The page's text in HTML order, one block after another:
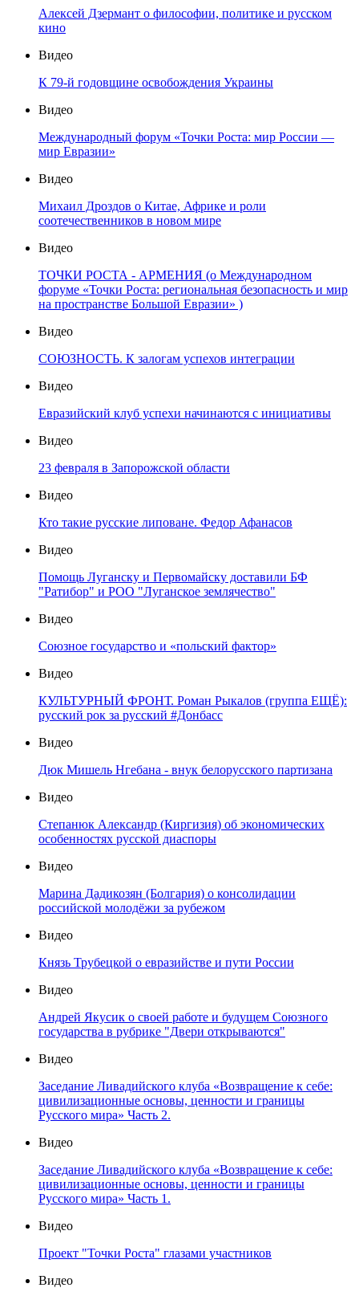
Алексей Дзермант о философии, политике и русском
кино
Видео
К 79-й годовщине освобождения Украины
Видео
Международный форум «Точки Роста: мир России —
мир Евразии»
Видео
Михаил Дроздов о Китае, Африке и роли
соотечественников в новом мире
Видео
ТОЧКИ РОСТА - АРМЕНИЯ (о Международном
форуме «Точки Роста: региональная безопасность и мир
на пространстве Большой Евразии» )
Видео
СОЮЗНОСТЬ. К залогам успехов интеграции
Видео
Евразийский клуб успехи начинаются с инициативы
Видео
23 февраля в Запорожской области
Видео
Кто такие русские липоване. Федор Афанасов
Видео
Помощь Луганску и Первомайску доставили БФ
"Ратибор" и РОО "Луганское землячество"
Видео
Союзное государство и «польский фактор»
Видео
КУЛЬТУРНЫЙ ФРОНТ. Роман Рыкалов (группа ЕЩЁ):
русский рок за русский #Донбасс
Видео
Дюк Мишель Нгебана - внук белорусского партизана
Видео
Степанюк Александр (Киргизия) об экономических
особенностях русской диаспоры
Видео
Марина Дадикозян (Болгария) о консолидации
российской молодёжи за рубежом
Видео
Князь Трубецкой о евразийстве и пути России
Видео
Андрей Якусик о своей работе и будущем Союзного
государства в рубрике "Двери открываются"
Видео
Заседание Ливадийского клуба «Возвращение к себе:
цивилизационные основы, ценности и границы
Русского мира» Часть 2.
Видео
Заседание Ливадийского клуба «Возвращение к себе:
цивилизационные основы, ценности и границы
Русского мира» Часть 1.
Видео
Проект "Точки Роста" глазами участников
Видео